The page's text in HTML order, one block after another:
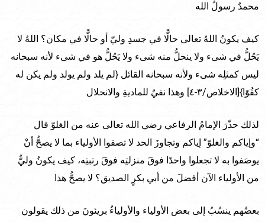
محمدٌ رسولُ الله
كيف يكونُ اللهُ تعالى حالًّا في جسدِ وليّ أو حالًّا في مكان؟ اللهُ لا
يَحُلُّ في شىء ولا ينحلُّ منه شىء ولا يَحُلُّ هو في شىء لأنه سبحانه
ليس كمثلِه شىء ولأنه سبحانه القائل {لم يلد ولم يولد ولم يكن له
كفُوًا}[الاخلاص/٣-٤] وهذا نفيٌ للماديةِ والانحلال
لذلك حذّرَ الإمامُ الرفاعي رضي الله تعالى عنه من الغلوّ قال
“وإياكم والغلوّ” إياكم وتجاوزَ الحد لا تصفوا الأولياء بما لا يصحُّ أنْ
يوصَفوا به لا تجعلوا واحدًا فوقَ منزلتِه فوقَ رتبتِه، كيف يكونُ وليٌّ
من الأولياء الآن أفضلَ من أبي بكرٍ الصديق؟ لا يصحُّ هذا
بعضُهم ينسُبُ إلى بعض الأولياء والأولياءُ بريئونَ من ذلك يقولون